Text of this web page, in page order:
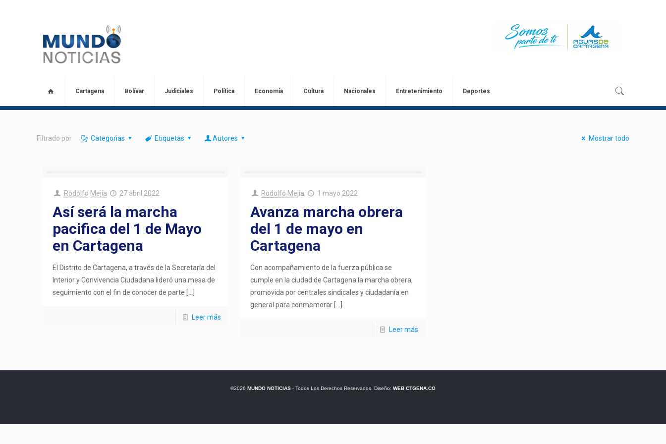
Cartagena Bolívar Judiciales Política Economía Cultura Nacionales Entretenimiento Deportes
Filtrado por Categorias Etiquetas Autores Mostrar todo
Rodolfo Mejia 27 abril 2022
Así será la marcha
pacifica del 1 de Mayo
en Cartagena
El Distrito de Cartagena, a través de la Secretaría del
Interior y Convivencia Ciudadana lideró una mesa de
seguimiento con el fin de conocer de parte
Leer más
Rodolfo Mejia 1 mayo 2022
Avanza marcha obrera
del 1 de mayo en
Cartagena
Con acompañamiento de la fuerza pública se
cumple en la ciudad de Cartagena la marcha obrera,
promovida por centrales sindicales y ciudadanía en
general para conmemorar[…]
Leer más
©2026 MUNDO NOTICIAS- Todos Los Derechos Reservados. Diseño: WEB CTGENA.CO